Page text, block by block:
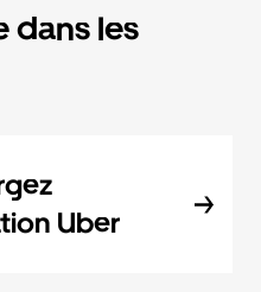
dans les
Uber